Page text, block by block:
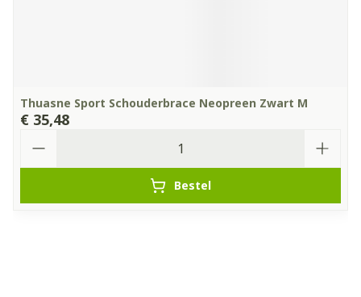
Thuasne Sport Schouderbrace Neopreen Zwart M
€ 35,48
Bestel